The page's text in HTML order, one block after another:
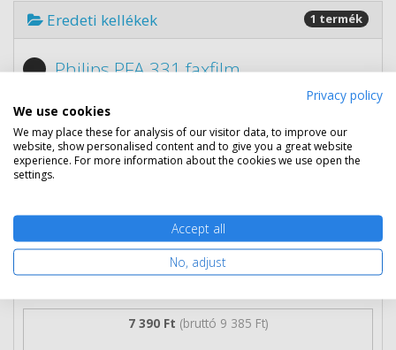
Eredeti kellékek 1 termék
Philips PFA 331 faxfilm
7 390 Ft (bruttó 9 385 Ft)
Privacy policy
We use cookies
We may place these for analysis of our visitor data, to improve our
website, show personalised content and to give you a great website
experience. For more information about the cookies we use open the
settings.
Accept all
No, adjust